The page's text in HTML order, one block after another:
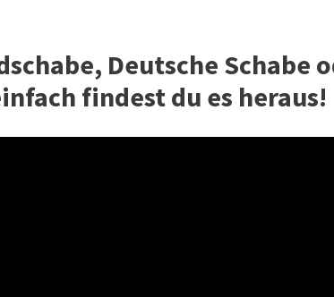
Deutsche Schabe
findest du es heraus!